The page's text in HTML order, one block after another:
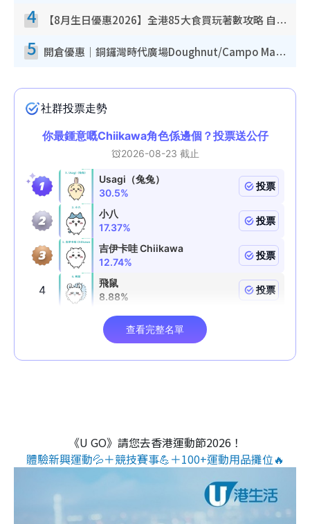
4 【8月生日優惠2026】全港85大食買玩著數攻略 自助餐/火鍋放題同行免費＋誠品/DONKI送現金券
5 開倉優惠｜銅鑼灣時代廣場Doughnut/Campo Marzio開倉低至1折！背囊、書包、手袋劈價$200起
《U GO》請您去香港運動節2026！
體驗新興運動💦＋競技賽事💪＋100+運動用品攤位🔥